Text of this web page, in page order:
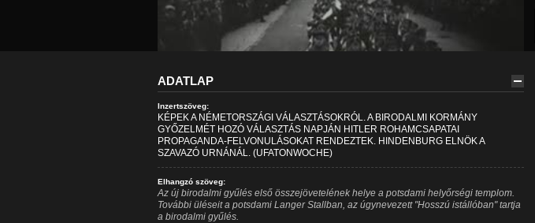
ADATLAP
Inzertszöveg:
KÉPEK A NÉMETORSZÁGI VÁLASZTÁSOKRÓL. A BIRODALMI KORMÁNY
GYŐZELMÉT HOZÓ VÁLASZTÁS NAPJÁN HITLER ROHAMCSAPATAI
PROPAGANDA-FELVONULÁSOKAT RENDEZTEK. HINDENBURG ELNÖK A
SZAVAZÓ URNÁNÁL. (UFATONWOCHE)
Elhangzó szöveg:
Az új birodalmi gyűlés első összejövetelének helye a potsdami helyőrségi templom.
További üléseit a potsdami Langer Stallban, az úgynevezett "Hosszú istállóban" tartja
a birodalmi gyűlés.